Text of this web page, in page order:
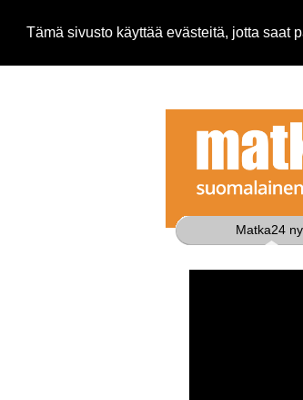
Tämä sivusto käyttää evästeitä, jotta saat
Matka24